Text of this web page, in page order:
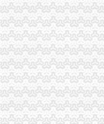
市重庆注销分公司局
江北局三项措施达全
全系统2006年消费维
潼南局重庆注销分公
渝北局八条措施加元
云局四项措施及早抓
市代办注销分公司局
大渡口局代办注销分